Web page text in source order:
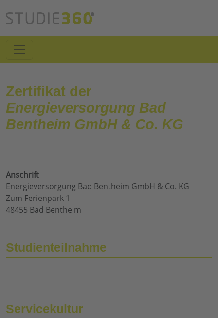
Zertifikat der
Energieversorgung Bad
Bentheim GmbH & Co. KG
Anschrift
Energieversorgung Bad Bentheim GmbH & Co. KG
Zum Ferienpark 1
48455 Bad Bentheim
Studienteilnahme
Servicekultur